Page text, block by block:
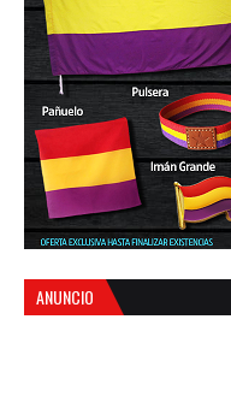
ANUNCIO